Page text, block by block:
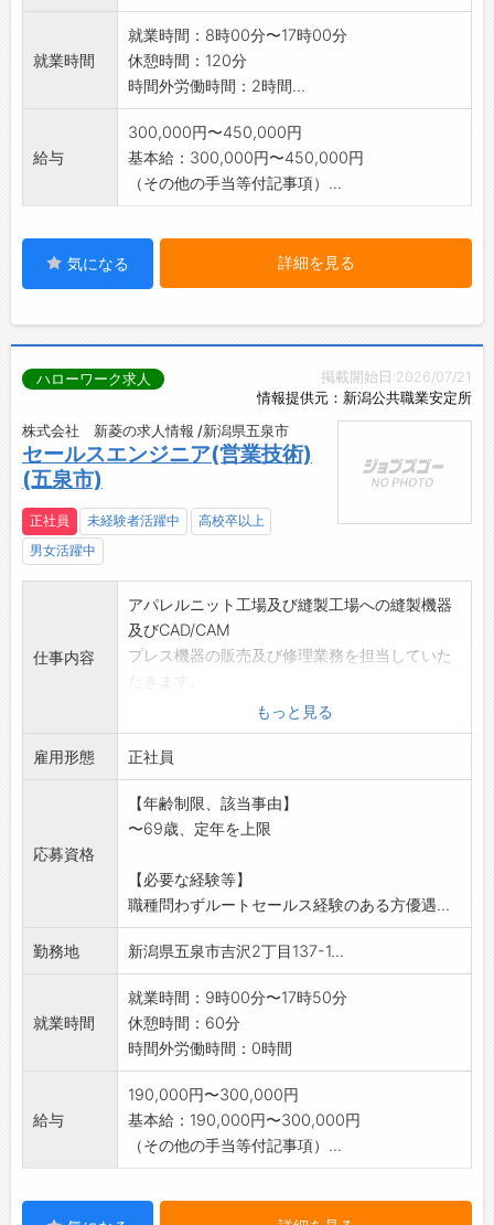
就業時間
就業時間：8時00分〜17時00分
休憩時間：120分
時間外労働時間：2時間...
給与
300,000円〜450,000円
基本給：300,000円〜450,000円
（その他の手当等付記事項）...
気になる 詳細を見る
掲載開始日:2026/07/21
情報提供元：新潟公共職業安定所
ハローワーク求人
株式会社 新菱の求人情報 /新潟県五泉市
セールスエンジニア(営業技術)
(五泉市)
正社員 未経験者活躍中
高校卒以上
男女活躍中
仕事内容
アパレルニット工場及び縫製工場への縫製機器
及びCAD/CAM
プレス機器の販売及び修理業務を担当していた
多くの物づくり企業様とのコンサルティング業
務を通じて構築した
ノウハウを基に高付加価値でお客様に合わせた
最適なソリューショ
ンを提供してゆくお仕事です。
※機械いじりなどに興味を持っている方歓迎!
ので、安心してご応
募ください。修理等のOJT教育や同行営業の実
習があります。
独り立ちできるまで、充分なサポート・教育を
*業務上車を使用する機会:有(社有車使用)
変更範囲:変更なし
もっと見る
雇用形態 正社員
応募資格
【年齢制限、該当事由】
〜69歳、定年を上限
【必要な経験等】
職種問わずルートセールス経験のある方優遇...
勤務地 新潟県五泉市吉沢2丁目137-1...
就業時間
就業時間：9時00分〜17時50分
休憩時間：60分
時間外労働時間：0時間
給与
190,000円〜300,000円
基本給：190,000円〜300,000円
（その他の手当等付記事項）...